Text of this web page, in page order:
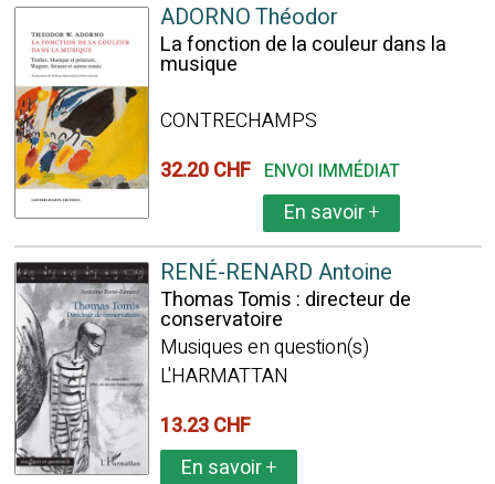
ADORNO Théodor
La fonction de la couleur dans la
musique
CONTRECHAMPS
32.20 CHF ENVOI IMMÉDIAT
En savoir+
RENÉ-RENARD Antoine
Thomas Tomis : directeur de
conservatoire
Musiques en question(s)
L'HARMATTAN
13.23 CHF
En savoir+